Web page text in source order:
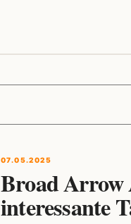
07.05.2025
Broad Arrow
interessante